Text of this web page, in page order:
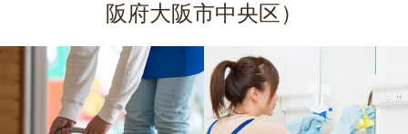
阪府大阪市中央区）